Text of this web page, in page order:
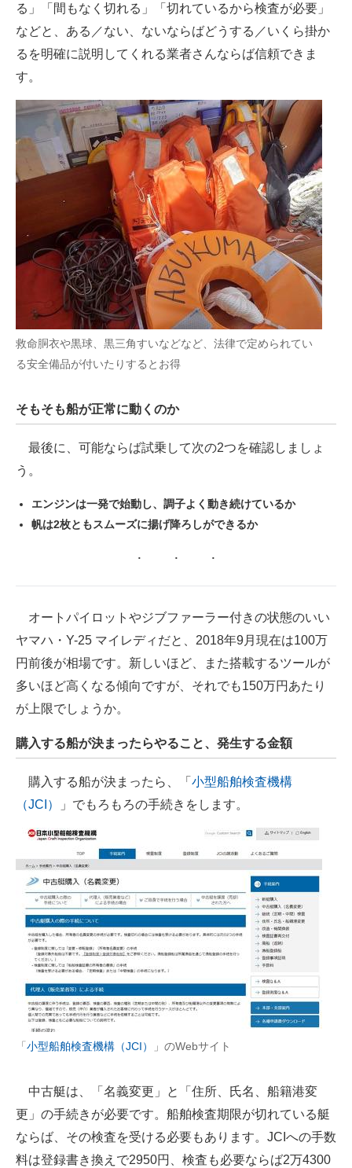
る」「間もなく切れる」「切れているから検査が必要」
などと、ある／ない、ないならばどうする／いくら掛か
るを明確に説明してくれる業者さんならば信頼できま
す。
救命胴衣や黒球、黒三角すいなどなど、法律で定められてい
る安全備品が付いたりするとお得
そもそも船が正常に動くのか
最後に、可能ならば試乗して次の2つを確認しましょ
う。
エンジンは一発で始動し、調子よく動き続けているか
帆は2枚ともスムーズに揚げ降ろしができるか
オートパイロットやジブファーラー付きの状態のいい
ヤマハ・Y-25 マイレディだと、2018年9月現在は100万
円前後が相場です。新しいほど、また搭載するツールが
多いほど高くなる傾向ですが、それでも150万円あたり
が上限でしょうか。
購入する船が決まったらやること、発生する金額
購入する船が決まったら、「 小型船舶検査機構
（JCI）
」でもろもろの手続きをします。
「 小型船舶検査機構（JCI） 」のWebサイト
中古艇は、「名義変更」と「住所、氏名、船籍港変
更」の手続きが必要です。船舶検査期限が切れている艇
ならば、その検査を受ける必要もあります。JCIへの手数
料は登録書き換えで2950円、検査も必要ならば2万4300